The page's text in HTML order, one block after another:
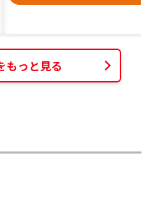
もっと見る